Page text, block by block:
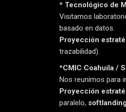
* Tecnológico de
Visitamos
basado en datos.
Proyección
trazabilidad).
*CMIC Coahuila /
Nos reunimos para
Proyección
paralelo,